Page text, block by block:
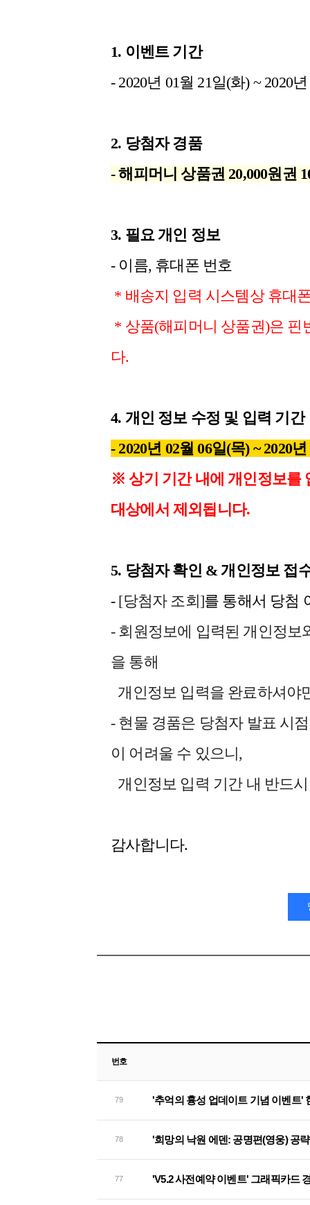
1. 이벤트 기간
- 2020년 01월 21일(화) ~ 2020
2. 당첨자 경품
- 해피머니 상품권 20,000원권
3. 필요 개인 정보
- 이름, 휴대폰 번호
* 배송지 입력 시스템상 휴대
* 상품(해피머니 상품권)은
다.
4. 개인 정보 수정 및 입력 기간
- 2020년 02월 06일(목) ~ 2020
※ 상기 기간 내에 개인정보를
대상에서 제외됩니다.
5. 당첨자 확인 & 개인정보 접
- [당첨자 조회]를 통해서 당첨
- 회원정보에 입력된 개인정보
을 통해
개인정보 입력을 완료하셔야
- 현물 경품은 당첨자 발표 시
이 어려울 수 있으니,
개인정보 입력 기간 내 반드
감사합니다.
번호
79 '추억의 흉성 업데이트 기념 이벤트'
78 '희망의 낙원 에덴: 공명편(영웅) 공
77 'V5.2 사전예약 이벤트' 그래픽카드